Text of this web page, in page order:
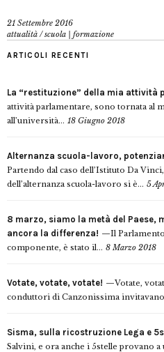
21 Settembre 2016
attualità /scuola | formazione
ARTICOLI RECENTI
La “restituzione” della mia attività
attività parlamentare, sono tornata al
all’università... 18 Giugno 2018
Alternanza scuola-lavoro,
Partendo dal caso dell’Istituto Da
dell’alternanza scuola-lavoro si è... 5
8 marzo, siamo la metà del Paese,
ancora la differenza!
Il
componente, è stato il... 8 Marzo 2018
Votate, votate, votate!
Votate,
conduttori di Canzonissima
Sisma, sulla ricostruzione Lega e
Salvini, e ora anche i 5stelle provano